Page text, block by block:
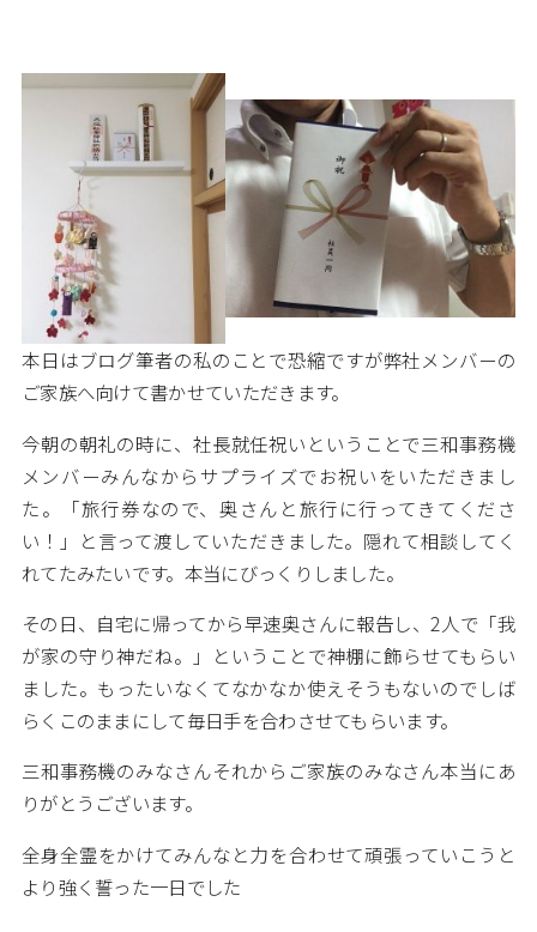
本日はブログ筆者の私のことで恐縮ですが弊社メンバーの
ご家族へ向けて書かせていただきます。
今朝の朝礼の時に、社長就任祝いということで三和事務機
メンバーみんなからサプライズでお祝いをいただきまし
た。「旅行券なので、奥さんと旅行に行ってきてくださ
い！」と言って渡していただきました。隠れて相談してく
れてたみたいです。本当にびっくりしました。
その日、自宅に帰ってから早速奥さんに報告し、2人で「我
が家の守り神だね。」ということで神棚に飾らせてもらい
ました。もったいなくてなかなか使えそうもないのでしば
らくこのままにして毎日手を合わさせてもらいます。
三和事務機のみなさんそれからご家族のみなさん本当にあ
りがとうございます。
全身全霊をかけてみんなと力を合わせて頑張っていこうと
より強く誓った一日でした